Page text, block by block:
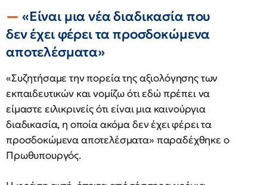
«Είναι μια νέα διαδικασία που
δεν έχει φέρει τα προσδοκώμενα
αποτελέσματα»
«Συζητήσαμε την πορεία της αξιολόγησης των
εκπαιδευτικών και νομίζω ότι εδώ πρέπει να
είμαστε ειλικρινείς ότι είναι μια καινούργια
διαδικασία, η οποία ακόμα δεν έχει φέρει τα
προσδοκώμενα αποτελέσματα» παραδέχθηκε ο
Πρωθυπουργός.